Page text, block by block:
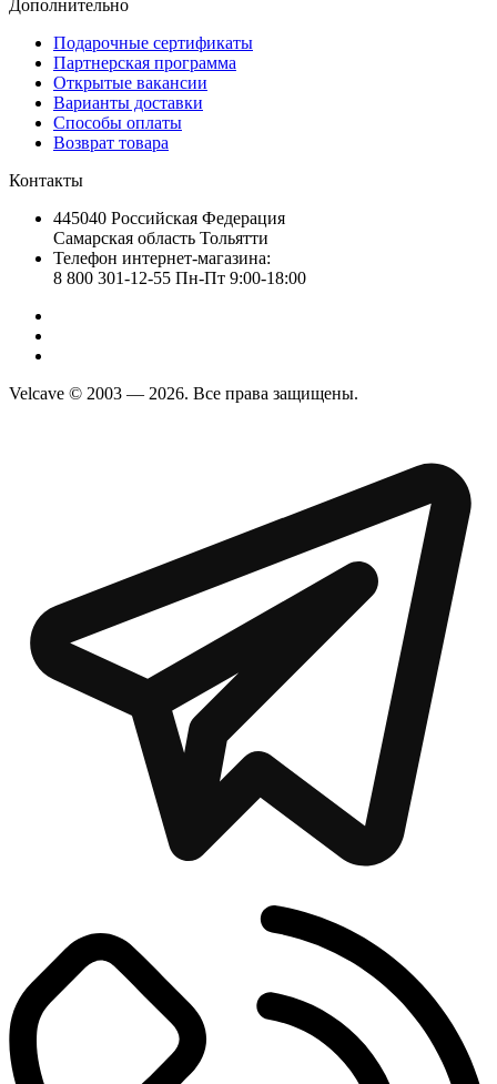
Дополнительно
Подарочные сертификаты
Партнерская программа
Открытые вакансии
Варианты доставки
Способы оплаты
Возврат товара
Контакты
445040 Российская Федерация
Самарская область Тольятти
Телефон интернет-магазина:
8 800 301-12-55 Пн-Пт 9:00-18:00
Velcave © 2003 — 2026. Все права защищены.